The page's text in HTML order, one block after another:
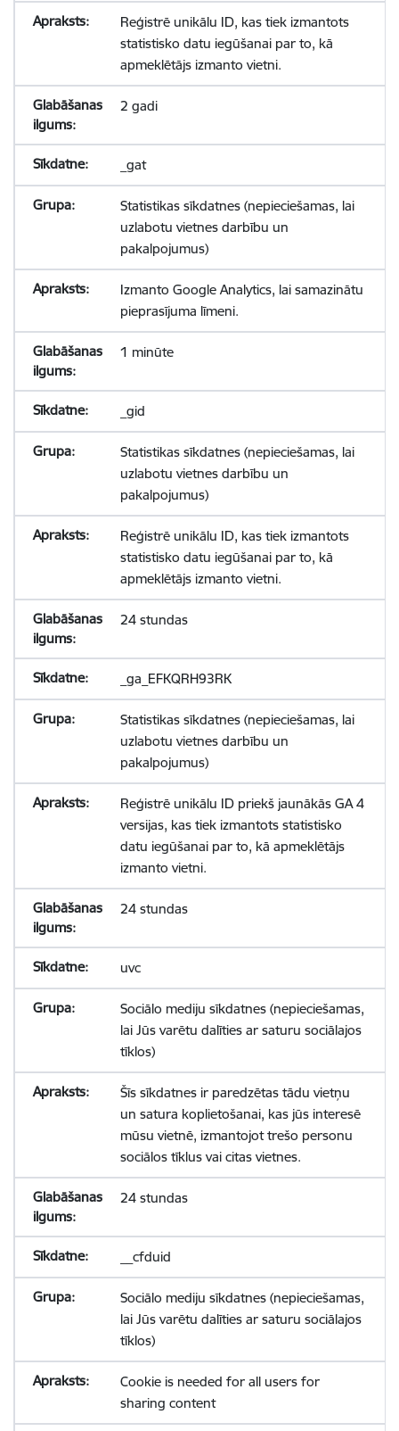
Reģistrē unikālu ID, kas tiek izmantots
statistisko datu iegūšanai par to, kā
apmeklētājs izmanto vietni.
2 gadi
_gat
Statistikas sīkdatnes (nepieciešamas, lai
uzlabotu vietnes darbību un
pakalpojumus)
Izmanto Google Analytics, lai samazinātu
pieprasījuma līmeni.
1 minūte
_gid
Statistikas sīkdatnes (nepieciešamas, lai
uzlabotu vietnes darbību un
pakalpojumus)
Reģistrē unikālu ID, kas tiek izmantots
statistisko datu iegūšanai par to, kā
apmeklētājs izmanto vietni.
24 stundas
_ga_EFKQRH93RK
Statistikas sīkdatnes (nepieciešamas, lai
uzlabotu vietnes darbību un
pakalpojumus)
Reģistrē unikālu ID priekš jaunākās GA 4
versijas, kas tiek izmantots statistisko
datu iegūšanai par to, kā apmeklētājs
izmanto vietni.
24 stundas
uvc
Sociālo mediju sīkdatnes (nepieciešamas,
lai Jūs varētu dalīties ar saturu sociālajos
tīklos)
Šīs sīkdatnes ir paredzētas tādu vietņu
un satura koplietošanai, kas jūs interesē
mūsu vietnē, izmantojot trešo personu
sociālos tīklus vai citas vietnes.
24 stundas
__cfduid
Sociālo mediju sīkdatnes (nepieciešamas,
lai Jūs varētu dalīties ar saturu sociālajos
tīklos)
Cookie is needed for all users for
sharing content